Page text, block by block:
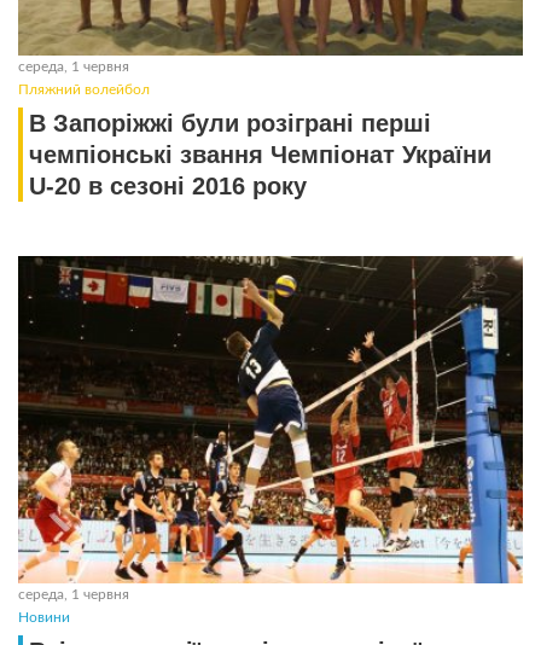
середа, 1 червня
Пляжний волейбол
В Запоріжжі були розіграні перші
чемпіонські звання Чемпіонат України
U-20 в сезоні 2016 року
середа, 1 червня
Новини